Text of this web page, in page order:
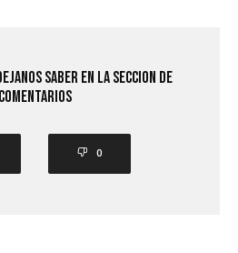
saber en la seccion de
comentarios
0